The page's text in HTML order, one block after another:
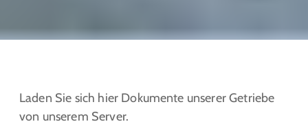
Laden Sie sich hier Dokumente unserer Getriebe
von unserem Server.